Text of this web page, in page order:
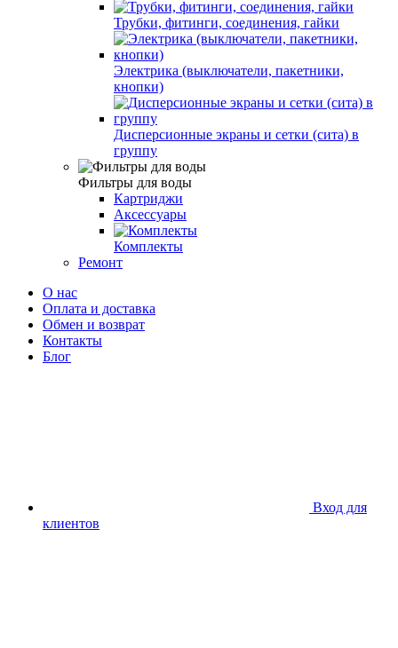
Трубки, фитинги, соединения, гайки
Электрика (выключатели, пакетники,
кнопки)
Дисперсионные экраны и сетки (сита) в
группу
Фильтры для воды
Картриджи
Аксессуары
Комплекты
Ремонт
О нас
Оплата и доставка
Обмен и возврат
Контакты
Блог
Вход для
клиентов